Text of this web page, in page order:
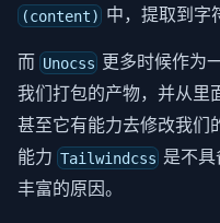
(content) 中，提取到
而 Unocss 更多时候作为
我们打包的产物，并从里
甚至它有能力去修改我们
能力 Tailwindcss 是不
丰富的原因。